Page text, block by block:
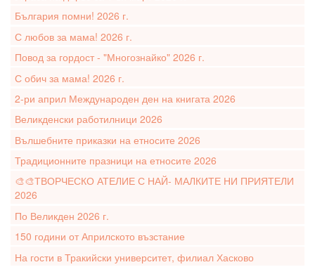
България помни! 2026 г.
С любов за мама! 2026 г.
Повод за гордост - "Многознайко" 2026 г.
С обич за мама! 2026 г.
2-ри април Международен ден на книгата 2026
Великденски работилници 2026
Вълшебните приказки на етносите 2026
Традиционните празници на етносите 2026
🎨🎨ТВОРЧЕСКО АТЕЛИЕ С НАЙ- МАЛКИТЕ НИ ПРИЯТЕЛИ
2026
По Великден 2026 г.
150 години от Априлското възстание
На гости в Тракийски университет, филиал Хасково